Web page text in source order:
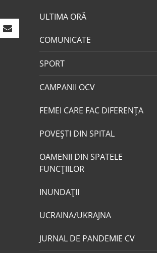
ULTIMA ORĂ
COMUNICATE
SPORT
CAMPANII OCV
FEMEI CARE FAC DIFERENȚA
POVEŞTI DIN SPITAL
OAMENII DIN SPATELE
FUNCŢIILOR
INUNDAŢII
UCRAINA/UKRAJNA
JURNAL DE PANDEMIE CV